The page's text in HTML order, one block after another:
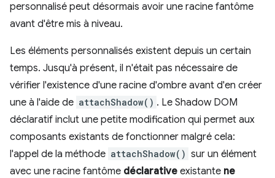
personnalisé peut désormais avoir une racine fantôme
avant d'être mis à niveau.
Les éléments personnalisés existent depuis un certain
temps. Jusqu'à présent, il n'était pas nécessaire de
vérifier l'existence d'une racine d'ombre avant d'en créer
une à l'aide de attachShadow() . Le Shadow DOM
déclaratif inclut une petite modification qui permet aux
composants existants de fonctionner malgré cela:
l'appel de la méthode attachShadow() sur un élément
avec une racine fantôme déclarative existante ne